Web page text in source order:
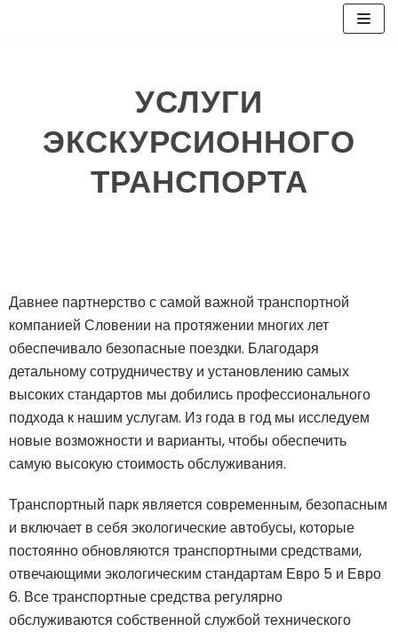
УСЛУГИ
ЭКСКУРСИОННОГО
ТРАНСПОРТА
Давнее партнерство с самой важной транспортной
компанией Словении на протяжении многих лет
обеспечивало безопасные поездки. Благодаря
детальному сотрудничеству и установлению самых
высоких стандартов мы добились профессионального
подхода к нашим услугам. Из года в год мы исследуем
новые возможности и варианты, чтобы обеспечить
самую высокую стоимость обслуживания.
Транспортный парк является современным, безопасным
и включает в себя экологические автобусы, которые
постоянно обновляются транспортными средствами,
отвечающими экологическим стандартам Евро 5 и Евро
6. Все транспортные средства регулярно
обслуживаются собственной службой технического